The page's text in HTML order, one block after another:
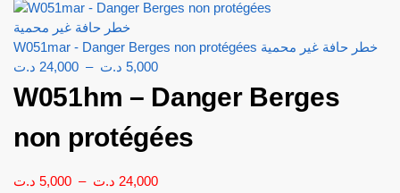
W051mar - Danger Berges non protégées خطر حافة غير محمية
5,000 د.ت –
24,000 د.ت
W051hm – Danger Berges
non protégées
5,000 د.ت – 24,000 د.ت